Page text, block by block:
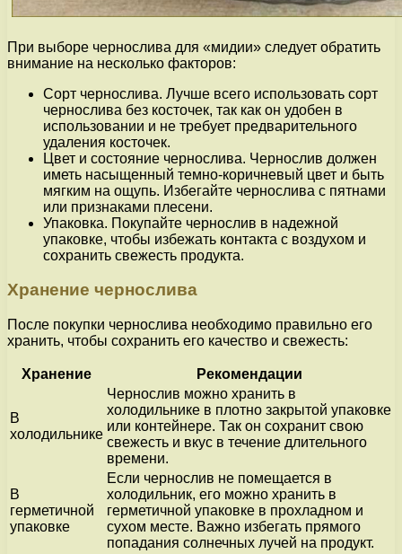
При выборе чернослива для «мидии» следует обратить
внимание на несколько факторов:
Сорт чернослива. Лучше всего использовать сорт
чернослива без косточек, так как он удобен в
использовании и не требует предварительного
удаления косточек.
Цвет и состояние чернослива. Чернослив должен
иметь насыщенный темно-коричневый цвет и быть
мягким на ощупь. Избегайте чернослива с пятнами
или признаками плесени.
Упаковка. Покупайте чернослив в надежной
упаковке, чтобы избежать контакта с воздухом и
сохранить свежесть продукта.
Хранение чернослива
После покупки чернослива необходимо правильно его
хранить, чтобы сохранить его качество и свежесть:
Хранение Рекомендации
В
холодильнике
Чернослив можно хранить в
холодильнике в плотно закрытой упаковке
или контейнере. Так он сохранит свою
свежесть и вкус в течение длительного
времени.
В
герметичной
упаковке
Если чернослив не помещается в
холодильник, его можно хранить в
герметичной упаковке в прохладном и
сухом месте. Важно избегать прямого
попадания солнечных лучей на продукт.